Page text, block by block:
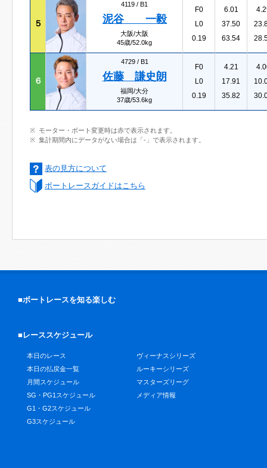
５
4119 / B1
泥谷 一毅
大阪/大阪
45歳/52.0kg
F0
L0
0.19
6.01
37.50
63.54
６
4729 / B1
佐藤 謙史朗
福岡/大分
37歳/53.6kg
F0
L0
0.19
4.21
17.91
35.82
モーター・ボート変更時は赤で表示されます。
集計期間内にデータがない場合は「-」で表示されます。
表の見方について
ボートレースガイドはこちら
■ボートレースを知る楽しむ
■レーススケジュール
本日のレース
本日の払戻金一覧
月間スケジュール
SG・PG1スケジュール
G1・G2スケジュール
G3スケジュール
ヴィーナスシリーズ
ルーキーシリーズ
マスターズリーグ
メディア情報